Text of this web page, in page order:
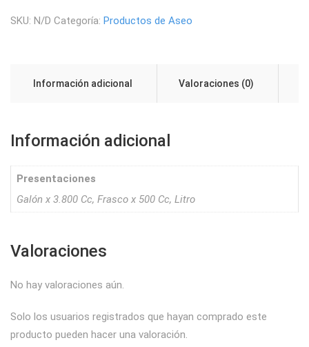
SKU: N/D Categoría: Productos de Aseo
Información adicional Valoraciones (0)
Información adicional
Presentaciones
Galón x 3.800 Cc, Frasco x 500 Cc, Litro
Valoraciones
No hay valoraciones aún.
Solo los usuarios registrados que hayan comprado este
producto pueden hacer una valoración.